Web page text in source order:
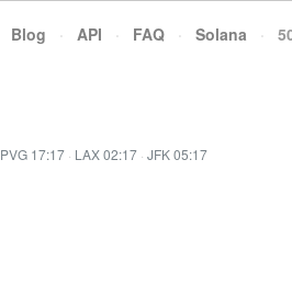
Blog · API · FAQ · Solana ·
PVG 17:17 · LAX 02:17 · JFK 05:17